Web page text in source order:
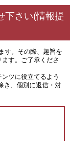
下さい(情報提
す。その際、趣旨を
す。ご了承くださ
ツに役立てるよう
き、個別に返信・対